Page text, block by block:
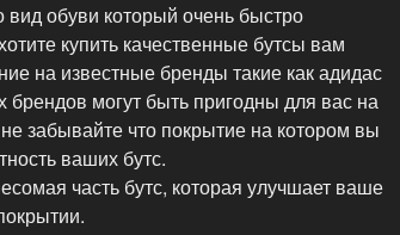
вид обуви который очень быстро
купить качественные бутсы вам
на известные бренды такие как адидас
брендов могут быть пригодны для вас на
забывайте что покрытие на котором вы
ваших бутс.
часть бутс, которая улучшает ваше